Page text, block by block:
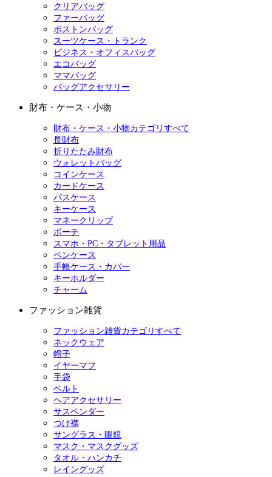
クリアバッグ
ファーバッグ
ボストンバッグ
スーツケース・トランク
ビジネス・オフィスバッグ
エコバッグ
ママバッグ
バッグアクセサリー
財布・ケース・小物
財布・ケース・小物カテゴリすべて
長財布
折りたたみ財布
ウォレットバッグ
コインケース
カードケース
パスケース
キーケース
マネークリップ
ポーチ
スマホ・PC・タブレット用品
ペンケース
手帳ケース・カバー
キーホルダー
チャーム
ファッション雑貨
ファッション雑貨カテゴリすべて
ネックウェア
帽子
イヤーマフ
手袋
ベルト
ヘアアクセサリー
サスペンダー
つけ襟
サングラス・眼鏡
マスク・マスクグッズ
タオル・ハンカチ
レイングッズ